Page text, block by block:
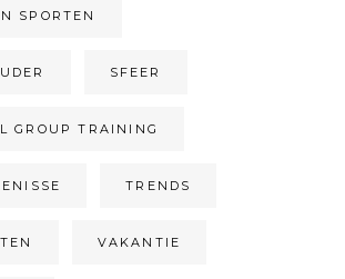
SPORTEN
SFEER
GROUP TRAINING
TRENDS
VAKANTIE